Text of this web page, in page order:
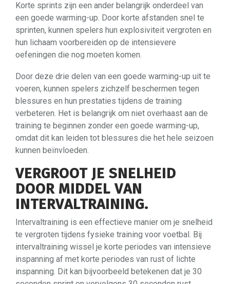
Korte sprints zijn een ander belangrijk onderdeel van
een goede warming-up. Door korte afstanden snel te
sprinten, kunnen spelers hun explosiviteit vergroten en
hun lichaam voorbereiden op de intensievere
oefeningen die nog moeten komen.
Door deze drie delen van een goede warming-up uit te
voeren, kunnen spelers zichzelf beschermen tegen
blessures en hun prestaties tijdens de training
verbeteren. Het is belangrijk om niet overhaast aan de
training te beginnen zonder een goede warming-up,
omdat dit kan leiden tot blessures die het hele seizoen
kunnen beïnvloeden.
VERGROOT JE SNELHEID
DOOR MIDDEL VAN
INTERVALTRAINING.
Intervaltraining is een effectieve manier om je snelheid
te vergroten tijdens fysieke training voor voetbal. Bij
intervaltraining wissel je korte periodes van intensieve
inspanning af met korte periodes van rust of lichte
inspanning. Dit kan bijvoorbeeld betekenen dat je 30